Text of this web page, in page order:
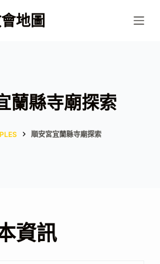
地圖
蘭縣寺廟探索
順安宮宜蘭縣寺廟探索
資訊